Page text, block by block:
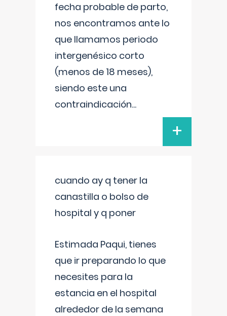
fecha probable de parto,
nos encontramos ante lo
que llamamos periodo
intergenésico corto
(menos de 18 meses),
siendo este una
contraindicación...
+
cuando ay q tener la
canastilla o bolso de
hospital y q poner
Estimada Paqui, tienes
que ir preparando lo que
necesites para la
estancia en el hospital
alrededor de la semana